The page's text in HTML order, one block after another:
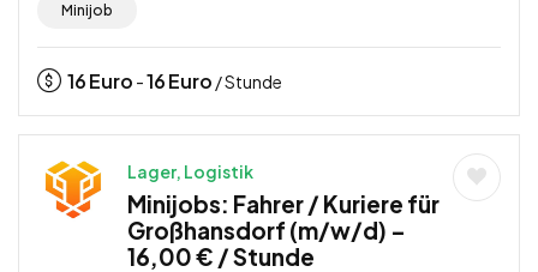
Minijob
16Euro -16Euro / Stunde
Lager, Logistik
Minijobs: Fahrer / Kuriere für
Großhansdorf (m/w/d) –
16,00 € / Stunde